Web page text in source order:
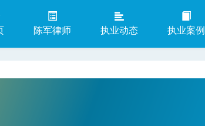
陈军律师 执业动态 执业案例